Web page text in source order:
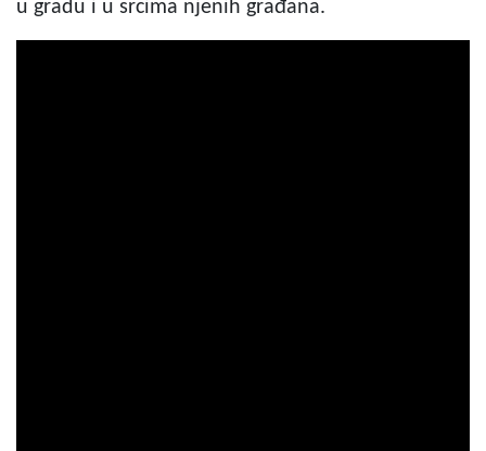
u gradu i u srcima njenih građana.